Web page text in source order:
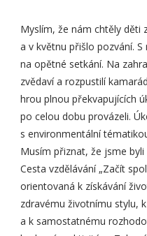
Myslím, že nám chtěly děti
a v květnu přišlo pozvání.
na opětné setkání. Na
zvědaví a rozpustilí
hrou plnou překvapujících
po celou dobu provázeli.
s environmentální
Musím přiznat, že jsme
Cesta vzdělávání „Začít
orientovaná k získávání
zdravému životnímu stylu,
a k samostatnému